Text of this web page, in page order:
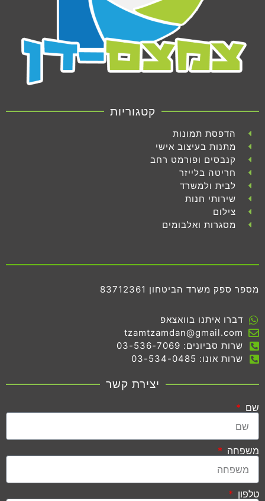
קטגוריות
הדפסת תמונות
מתנות בעיצוב אישי
קנבסים ופורמט רחב
חריטה בלייזר
לבית ולמשרד
שירותי חנות
צילום
מסגרות ואלבומים
מספר ספק משרד הביטחון 83712361
דברו איתנו בוואצאפ
tzamtzamdan@gmail.com
שרות סביונים: 03-536-7069
שרות אונו: 03-534-0485
יצירת קשר
שם
משפחה
טלפון